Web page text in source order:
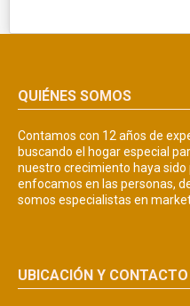
QUIÉNES SOMOS
Contamos con 12 años de
buscando el hogar especial
nuestro crecimiento haya sido
enfocamos en las personas,
somos especialistas en
UBICACIÓN Y CONTACTO